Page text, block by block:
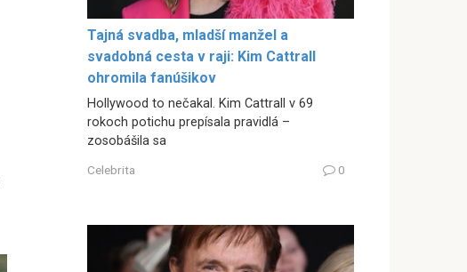
Tajná svadba, mladší manžel a
svadobná cesta v raji: Kim Cattrall
ohromila fanúšikov
Hollywood to nečakal. Kim Cattrall v 69
rokoch potichu prepísala pravidlá –
zosobášila sa
Celebrita 0